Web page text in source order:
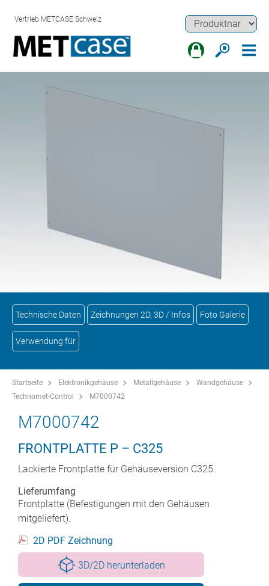
Vertrieb METCASE Schweiz
Technische Daten Zeichnungen 2D, 3D / Infos Foto Galerie
Verwendung für
Startseite Elektronikgehäuse Metallgehäuse
Wandgehäuse
Technomet-Control
M7000742
M7000742
FRONTPLATTE P – C325
Lackierte Frontplatte für Gehäuseversion C325.
Lieferumfang
Frontplatte (Befestigungen mit den Gehäusen
mitgeliefert).
2D PDF Zeichnung
3D/2D herunterladen